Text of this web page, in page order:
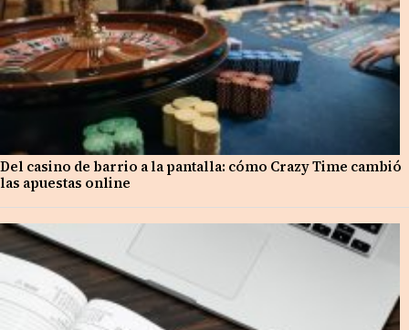
Del casino de barrio a la pantalla: cómo Crazy Time cambió
las apuestas online